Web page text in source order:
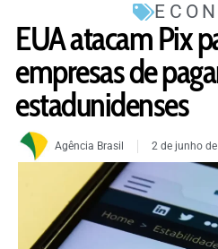
EUA atacam Pix
empresas de
estadunidenses
Agência Brasil 2 de junho